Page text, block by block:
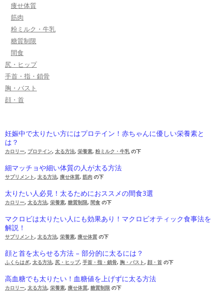
痩せ体質
筋肉
粉ミルク・牛乳
糖質制限
間食
尻・ヒップ
手首・指・鎖骨
胸・バスト
顔・首
妊娠中で太りたい方にはプロテイン！赤ちゃんに優しい栄養素と
は？
カロリー, プロテイン, 太る方法, 栄養素, 粉ミルク・牛乳の下
細マッチョや細い体質の人が太る方法
サプリメント, 太る方法, 痩せ体質, 筋肉 の下
太りたい人必見！太るためにおススメの間食3選
カロリー, 太る方法, 栄養素, 糖質制限, 間食 の下
マクロビは太りたい人にも効果あり！マクロビオティック食事法を
解説！
サプリメント, 太る方法, 栄養素, 痩せ体質 の下
顔と首を太らせる方法 – 部分的に太るには？
ふくらはぎ, 太る方法, 尻・ヒップ, 手首・指・鎖骨, 胸・バスト, 顔・首 の下
高血糖でも太りたい！血糖値を上げずに太る方法
カロリー, 太る方法, 栄養素, 痩せ体質, 糖質制限 の下